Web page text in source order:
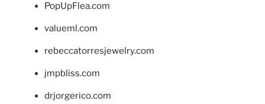
PopUpFlea.com
valueml.com
rebeccatorresjewelry.com
jmpbliss.com
drjorgerico.com